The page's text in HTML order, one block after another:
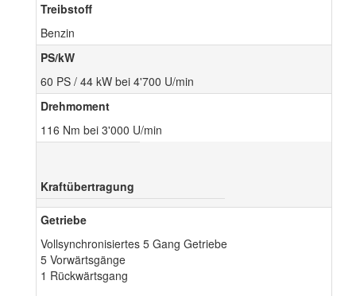
Treibstoff
Benzin
PS/kW
60 PS / 44 kW bei 4'700 U/min
Drehmoment
116 Nm bei 3'000 U/min
Kraftübertragung
Getriebe
Vollsynchronisiertes 5 Gang Getriebe
5 Vorwärtsgänge
1 Rückwärtsgang